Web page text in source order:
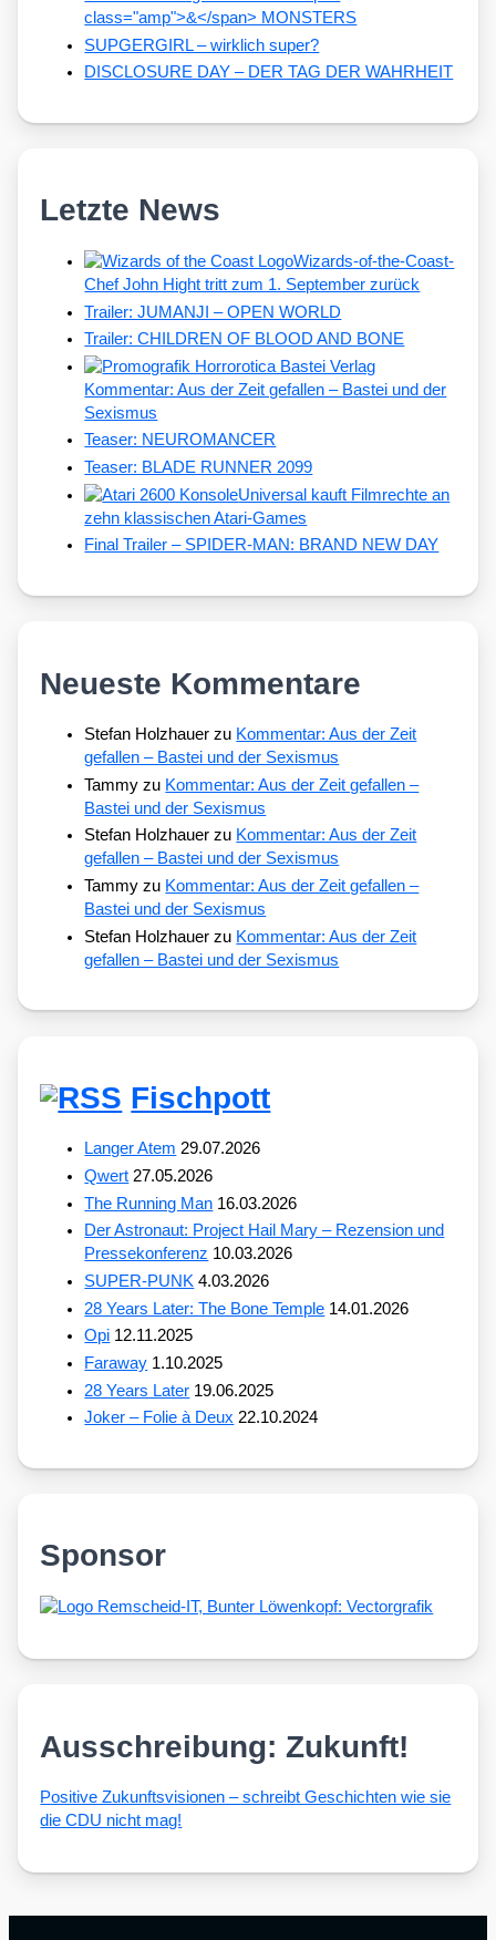
class="amp">&</span> MONSTERS
SUPGERGIRL – wirklich super?
DISCLOSURE DAY – DER TAG DER WAHRHEIT
Letzte News
Wizards-of-the-Coast-
Chef John Hight tritt zum 1. September zurück
Trailer: JUMANJI – OPEN WORLD
Trailer: CHILDREN OF BLOOD AND BONE
Kommentar: Aus der Zeit gefallen – Bastei und der
Sexismus
Teaser: NEUROMANCER
Teaser: BLADE RUNNER 2099
Universal kauft Filmrechte an
zehn klassischen Atari-Games
Final Trailer – SPIDER-MAN: BRAND NEW DAY
Neueste Kommentare
Stefan Holzhauer zu Kommentar: Aus der Zeit
gefallen – Bastei und der Sexismus
Tammy zu Kommentar: Aus der Zeit gefallen –
Bastei und der Sexismus
Stefan Holzhauer zu Kommentar: Aus der Zeit
gefallen – Bastei und der Sexismus
Tammy zu Kommentar: Aus der Zeit gefallen –
Bastei und der Sexismus
Stefan Holzhauer zu Kommentar: Aus der Zeit
gefallen – Bastei und der Sexismus
Fischpott
Langer Atem 29.07.2026
Qwert 27.05.2026
The Running Man 16.03.2026
Der Astronaut: Project Hail Mary – Rezension und
Pressekonferenz 10.03.2026
SUPER-PUNK 4.03.2026
28 Years Later: The Bone Temple 14.01.2026
Opi 12.11.2025
Faraway 1.10.2025
28 Years Later 19.06.2025
Joker – Folie à Deux 22.10.2024
Sponsor
Ausschreibung: Zukunft!
Posi­ti­ve Zukunfts­vi­sio­nen – schreibt Geschich­ten wie sie
die CDU nicht mag!